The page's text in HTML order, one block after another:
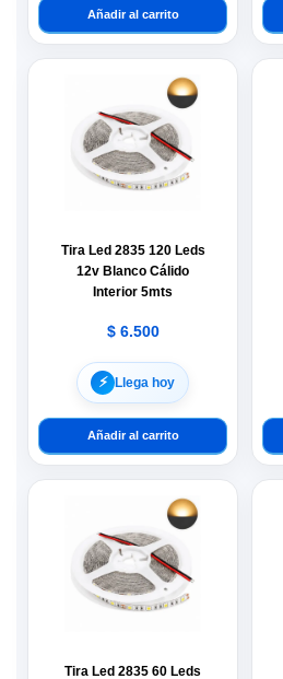
Añadir al carrito
Tira Led 2835 120 Leds
12v Blanco Cálido
Interior 5mts
$6.500
⚡︎ Llega hoy
Añadir al carrito
Tira Led 2835 60 Leds